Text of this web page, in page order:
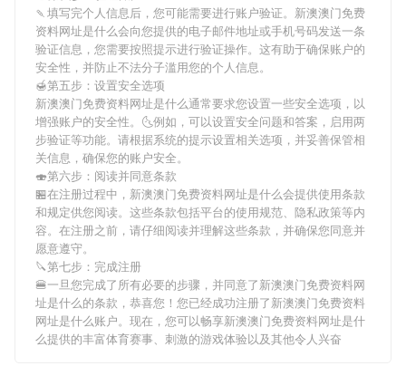
🍡填写完个人信息后，您可能需要进行账户验证。 新澳澳门免费
资料网址是什么会向您提供的电子邮件地址或手机号码发送一条
验证信息，您需要按照提示进行验证操作。这有助于确保账户的
安全性，并防止不法分子滥用您的个人信息。
🍯第五步：设置安全选项
新澳澳门免费资料网址是什么通常要求您设置一些安全选项，以
增强账户的安全性。🌜例如，可以设置安全问题和答案，启用两
步验证等功能。请根据系统的提示设置相关选项，并妥善保管相
关信息，确保您的账户安全。
🍣第六步：阅读并同意条款
🏪在注册过程中， 新澳澳门免费资料网址是什么会提供使用条款
和规定供您阅读。这些条款包括平台的使用规范、隐私政策等内
容。在注册之前，请仔细阅读并理解这些条款，并确保您同意并
愿意遵守。
🔪第七步：完成注册
🍔一旦您完成了所有必要的步骤，并同意了新澳澳门免费资料网
址是什么的条款，恭喜您！您已经成功注册了新澳澳门免费资料
网址是什么账户。现在，您可以畅享新澳澳门免费资料网址是什
么提供的丰富体育赛事、刺激的游戏体验以及其他令人兴奋